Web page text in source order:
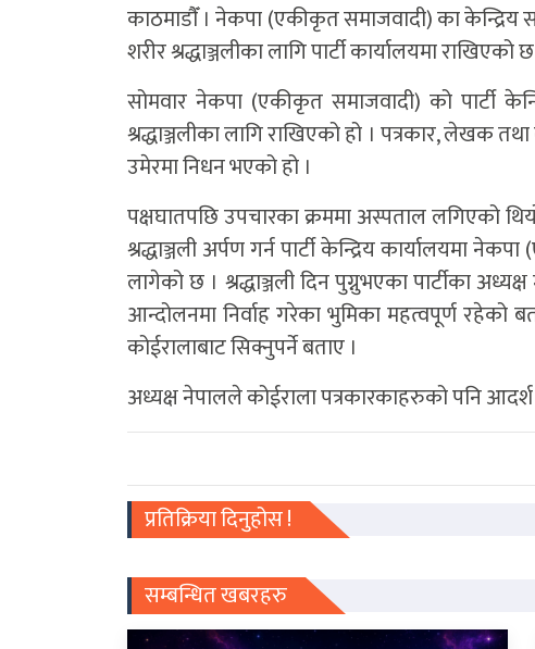
काठमाडाैँ । नेकपा (एकीकृत समाजवादी) का
शरीर श्रद्धाञ्जलीका लागि पार्टी कार्यालयमा राखिएको
सोमवार नेकपा (एकीकृत समाजवादी) को पार्टी
श्रद्धाञ्जलीका लागि राखिएको हो । पत्रकार, लेखक
उमेरमा निधन भएको हो ।
पक्षघातपछि उपचारका क्रममा अस्पताल लगिएको
श्रद्धाञ्जली अर्पण गर्न पार्टी केन्द्रिय कार्यालयमा
लागेको छ । श्रद्धाञ्जली दिन पुग्नुभएका पार्टीका
आन्दोलनमा निर्वाह गरेका भुमिका महत्वपूर्ण रहेको
कोईरालाबाट सिक्नुपर्ने बताए ।
अध्यक्ष नेपालले कोईराला पत्रकारकाहरुको पनि
प्रतिक्रिया दिनुहोस !
सम्बन्धित खबरहरु